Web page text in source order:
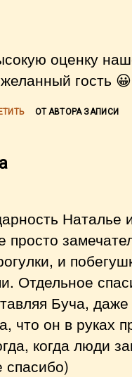
оценку
гость 😀
ОТ АВТОРА ЗАПИСИ
пишет:
Наталье
и
Отдельное
Буча,
что он в руках
когда люди